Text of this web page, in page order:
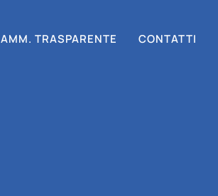
AMM. TRASPARENTE CONTATTI